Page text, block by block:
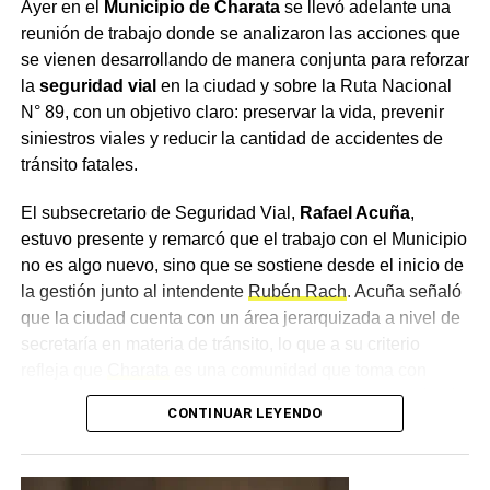
Diputados ratificó acuerdo Mercosur-UE en un contexto
de redefinición comercial global.
Por lo tanto, la decisión abre un escenario de desafíos y
oportunidades.
El Gobierno considera que la integración ampliará
mercados y generará previsibilidad.
exige políticas activas de competitividad.
En los próximos meses, la agenda económica incluirá
medidas vinculadas al comercio exterior.
Asimismo, el Congreso podría debatir instrumentos
complementarios para sectores sensibles.
estrategia internacionalargentina.
Más noticias de Charata
Ayer en el Municipio de Charatase llevó adelante una
reunión de trabajo donde se analizaron las acciones que
se vienen desarrollando de manera conjunta para reforzar
la seguridad vial en la ciudad y sobre la Ruta Nacional
N° 89, con un objetivo claro: preservar la vida, prevenir
siniestros viales y reducir la cantidad de accidentes de
tránsito fatales.
El subsecretario de Seguridad Vial, Rafael Acuña,
estuvo presente y remarcó que el trabajo con el Municipio
no es algo nuevo, sino que se sostiene desde el inicio de
la gestión junto al intendente Rubén Rach. Acuña señaló
que la ciudad cuenta con un área jerarquizada a nivel de
secretaría en materia de tránsito, lo que a su criterio
importancia la movilidad, un concepto que consideró más
amplio que el de la seguridad vial, ya que atraviesa el día
CONTINUAR LEYENDO